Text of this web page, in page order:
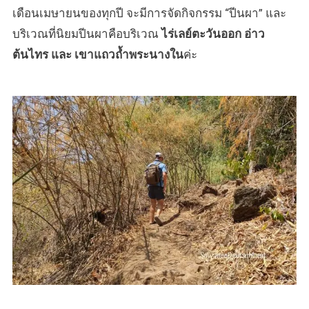
เดือนเมษายนของทุกปี จะมีการจัดกิจกรรม “ปีนผา” และ
บริเวณที่นิยมปีนผาคือบริเวณไร่เลย์ตะวันออก อ่าว
ต้นไทร และ เขาแถวถ้ำพระนางในค่ะ